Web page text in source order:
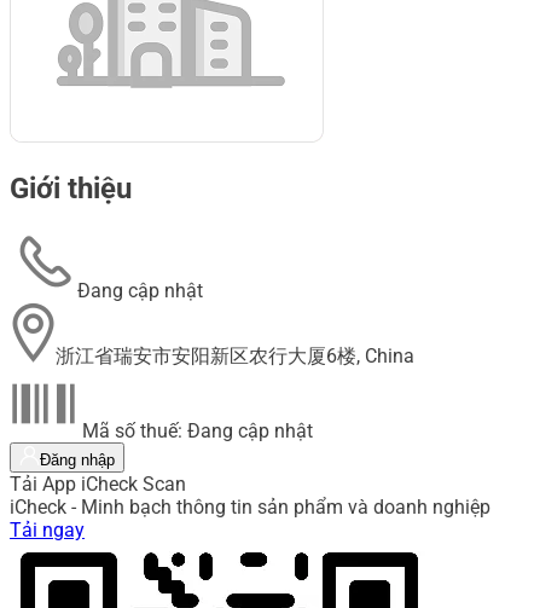
Giới thiệu
Đang cập nhật
浙江省瑞安市安阳新区农行大厦6楼, China
Mã số thuế: Đang cập nhật
Đăng nhập
Tải App iCheck Scan
iCheck - Minh bạch thông tin sản phẩm và doanh nghiệp
Tải ngay